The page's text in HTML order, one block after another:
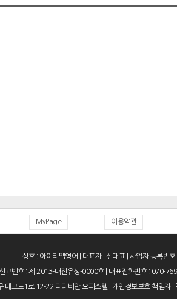
MyPage 이용약관
상호 : 아이티맵영어 | 대표자 : 신대표 | 사업자 등록번
고번호 : 제 2013-대전유성-0000호 | 대표전화번호 : 070-
테크노1로 12-22 디티비안 오피스텔 | 개인정보보호 책